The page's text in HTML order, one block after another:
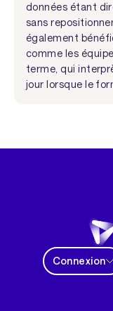
données étant
sans
également
comme les
terme, qui
jour lorsque le
Connexion